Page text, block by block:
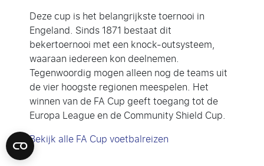
Deze cup is het belangrijkste toernooi in
Engeland. Sinds 1871 bestaat dit
bekertoernooi met een knock-outsysteem,
waaraan iedereen kon deelnemen.
Tegenwoordig mogen alleen nog de teams uit
de vier hoogste regionen meespelen. Het
winnen van de FA Cup geeft toegang tot de
Europa League en de Community Shield Cup.
Bekijk alle FA Cup voetbalreizen